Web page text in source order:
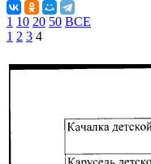
1 10 20 50 ВСЕ
1 2 3 4